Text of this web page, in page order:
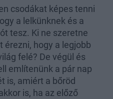
csodákat képes tenni
a lelkünknek és a
tesz. Ki ne szeretne
érezni, hogy a legjobb
felé? De végül és
említenünk a pár nap
is, amiért a bőröd
is, ha az előző